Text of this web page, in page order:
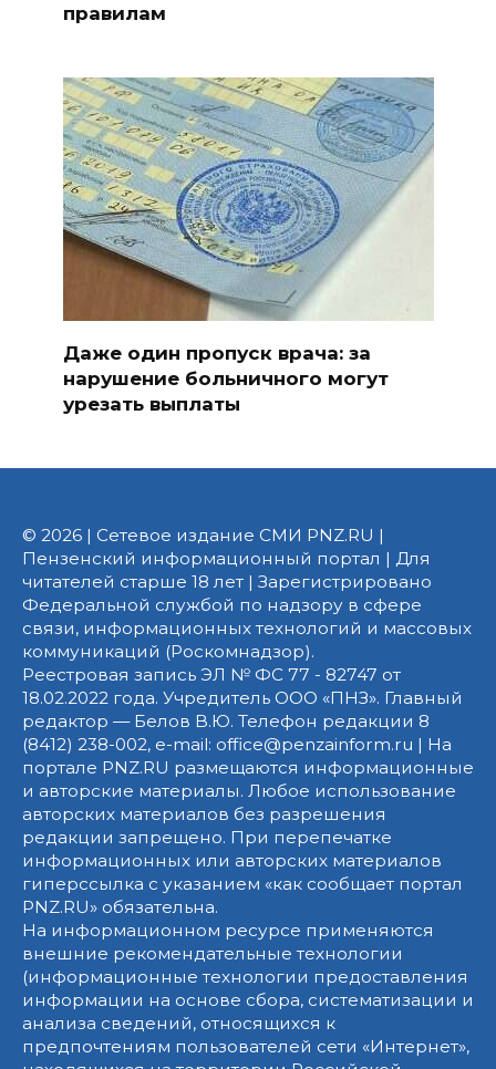
правилам
Даже один пропуск врача: за
нарушение больничного могут
урезать выплаты
© 2026 | Сетевое издание СМИ PNZ.RU |
Пензенский информационный портал | Для
читателей старше 18 лет | Зарегистрировано
Федеральной службой по надзору в сфере
связи, информационных технологий и массовых
коммуникаций (Роскомнадзор).
Реестровая запись ЭЛ № ФС 77 - 82747 от
18.02.2022 года. Учредитель ООО «ПНЗ». Главный
редактор — Белов В.Ю. Телефон редакции 8
(8412) 238-002, e-mail: office@penzainform.ru | На
портале PNZ.RU размещаются информационные
и авторские материалы. Любое использование
авторских материалов без разрешения
редакции запрещено. При перепечатке
информационных или авторских материалов
гиперссылка с указанием «как сообщает портал
PNZ.RU» обязательна.
На информационном ресурсе применяются
внешние рекомендательные технологии
(информационные технологии предоставления
информации на основе сбора, систематизации и
анализа сведений, относящихся к
предпочтениям пользователей сети «Интернет»,